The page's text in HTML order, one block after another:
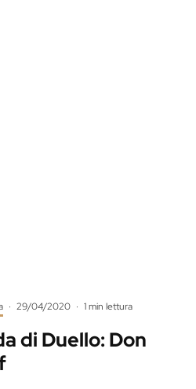
· 29/04/2020 · 1 min lettura
di Duello: Don